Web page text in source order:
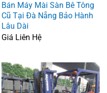
Bán Máy Mài Sàn Bê Tông
Cũ Tại Đà Nẵng Bảo Hành
Lâu Dài
Giá Liên Hệ